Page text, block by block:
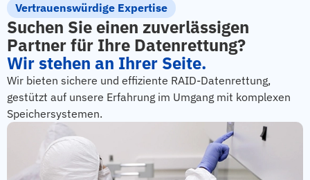
Vertrauenswürdige Expertise
Suchen Sie einen zuverlässigen
Partner für Ihre Datenrettung?
Wir stehen an Ihrer Seite.
Wir bieten sichere und effiziente RAID-Datenrettung,
gestützt auf unsere Erfahrung im Umgang mit komplexen
Speichersystemen.